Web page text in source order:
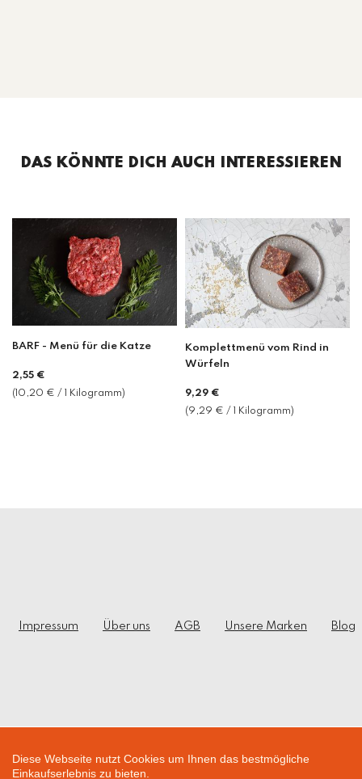
DAS KÖNNTE DICH AUCH INTERESSIEREN
BARF - Menü für die Katze
2,55 €
(10,20 € / 1 Kilogramm)
Komplettmenü vom Rind in
Würfeln
Normaler
Preis
9,29 €
(9,29 € / 1 Kilogramm)
Impressum Über uns AGB Unsere Marken Blog
Diese Webseite nutzt Cookies um Ihnen das bestmögliche
Einkaufserlebnis zu bieten.